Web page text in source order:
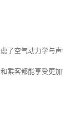
了空气动力学与
乘客都能享受更